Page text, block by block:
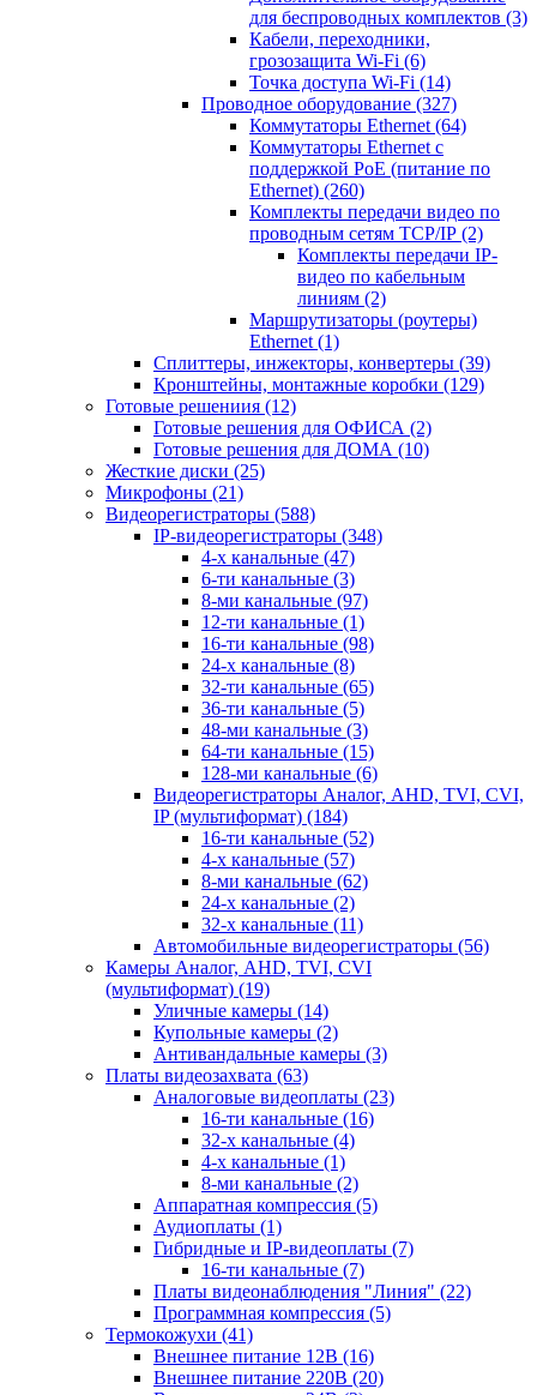
для беспроводных комплектов (3)
Кабели, переходники,
грозозащита Wi-Fi (6)
Точка доступа Wi-Fi (14)
Проводное оборудование (327)
Коммутаторы Ethernet (64)
Коммутаторы Ethernet с
поддержкой PoE (питание по
Ethernet) (260)
Комплекты передачи видео по
проводным сетям TCP/IP (2)
Комплекты передачи IP-
видео по кабельным
линиям (2)
Маршрутизаторы (роутеры)
Ethernet (1)
Сплиттеры, инжекторы, конвертеры (39)
Кронштейны, монтажные коробки (129)
Готовые решениия (12)
Готовые решения для ОФИСА (2)
Готовые решения для ДОМА (10)
Жесткие диски (25)
Микрофоны (21)
Видеорегистраторы (588)
IP-видеорегистраторы (348)
4-х канальные (47)
6-ти канальные (3)
8-ми канальные (97)
12-ти канальные (1)
16-ти канальные (98)
24-х канальные (8)
32-ти канальные (65)
36-ти канальные (5)
48-ми канальные (3)
64-ти канальные (15)
128-ми канальные (6)
Видеорегистраторы Аналог, AHD, TVI, CVI,
IP (мультиформат) (184)
16-ти канальные (52)
4-х канальные (57)
8-ми канальные (62)
24-х канальные (2)
32-х канальные (11)
Автомобильные видеорегистраторы (56)
Камеры Аналог, AHD, TVI, CVI
(мультиформат) (19)
Уличные камеры (14)
Купольные камеры (2)
Антивандальные камеры (3)
Платы видеозахвата (63)
Аналоговые видеоплаты (23)
16-ти канальные (16)
32-х канальные (4)
4-х канальные (1)
8-ми канальные (2)
Аппаратная компрессия (5)
Аудиоплаты (1)
Гибридные и IP-видеоплаты (7)
16-ти канальные (7)
Платы видеонаблюдения "Линия" (22)
Программная компрессия (5)
Термокожухи (41)
Внешнее питание 12В (16)
Внешнее питание 220В (20)